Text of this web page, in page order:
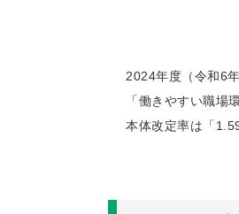
2024年度（令和6
「働きやすい職場
本体改定率は「